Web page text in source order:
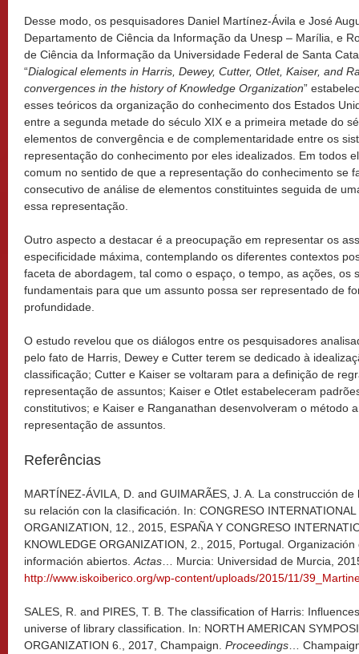
Desse modo, os pesquisadores Daniel Martínez-Ávila e José
Departamento de Ciência da Informação da Unesp – Marília, e
de Ciência da Informação da Universidade Federal de Santa
“Dialogical elements in Harris, Dewey, Cutter, Otlet, Kaiser, and
convergences in the history of Knowledge Organization”
esses teóricos da organização do conhecimento dos Estados
entre a segunda metade do século XIX e a primeira metade do
elementos de convergência e de complementaridade entre os
representação do conhecimento por eles idealizados. Em todos
comum no sentido de que a representação do conhecimento se
consecutivo de análise de elementos constituintes seguida de
essa representação.
Outro aspecto a destacar é a preocupação em representar os
especificidade máxima, contemplando os diferentes contextos
faceta de abordagem, tal como o espaço, o tempo, as ações, os
fundamentais para que um assunto possa ser representado de
profundidade.
O estudo revelou que os diálogos entre os pesquisadores
pelo fato de Harris, Dewey e Cutter terem se dedicado à
classificação; Cutter e Kaiser se voltaram para a definição de
representação de assuntos; Kaiser e Otlet estabeleceram
constitutivos; e Kaiser e Ranganathan desenvolveram o método
representação de assuntos.
Referências
MARTÍNEZ-ÁVILA, D. and GUIMARÃES, J. A. La construcción
su relación con la clasificación. In: CONGRESO
ORGANIZATION, 12., 2015, ESPAÑA Y CONGRESO
KNOWLEDGE ORGANIZATION, 2., 2015, Portugal.
información abiertos. Actas … Murcia: Universidad de Murcia,
http://www.iskoiberico.org/wp-content/uploads/2015/11/
SALES, R. and PIRES, T. B. The classification of Harris:
universe of library classification. In: NORTH AMERICAN
ORGANIZATION 6., 2017, Champaign. Proceedings …